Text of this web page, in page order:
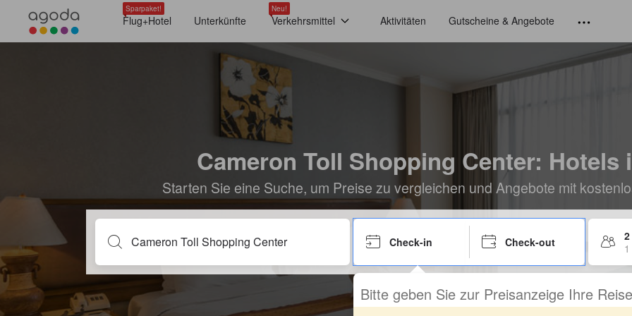
Sparpaket!
Flug+Hotel Unterkünfte
Neu!
Verkehrsmittel Aktivitäten Gutscheine & Angebote
Cameron Toll Shopping Center: Hotels
Starten Sie eine Suche, um Preise zu vergleichen und Angebote mit
Check-in Check-out
Bitte geben Sie zur Preisanzeige Ihre